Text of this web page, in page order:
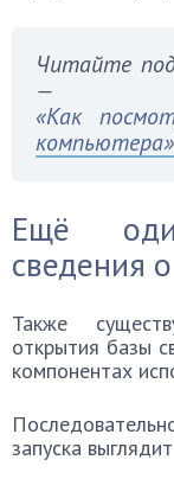
Читайте
—
«Как
Ещё
сведения
Также
открытия базы
компонентах
запуска